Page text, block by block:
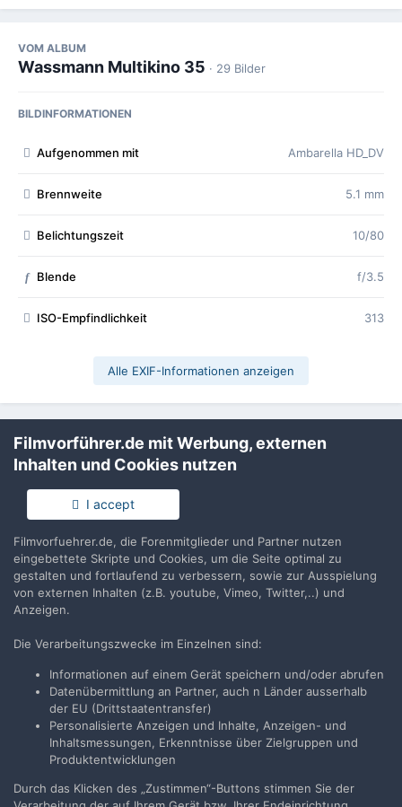
VOM ALBUM
Wassmann Multikino 35 · 29 Bilder
BILDINFORMATIONEN
Aufgenommen mit Ambarella HD_DV
Brennweite 5.1 mm
Belichtungszeit 10/80
f Blende f/3.5
ISO-Empfindlichkeit 313
Alle EXIF-Informationen anzeigen
Teilen Folgen
Keine Kommentare vorhanden
Erstelle ein Benutzerkonto oder melde Dich
an, um zu kommentieren
Du musst ein Benutzerkonto haben, um einen Kommentar
verfassen zu können
Benutzerkonto erstellen
Neues Benutzerkonto für unsere Community erstellen. Es
ist einfach!
Neues Benutzerkonto erstellen
Filmvorführer.de mit Werbung, externen
Inhalten und Cookies nutzen
I accept
Filmvorfuehrer.de, die Forenmitglieder und Partner nutzen
eingebettete Skripte und Cookies, um die Seite optimal zu
gestalten und fortlaufend zu verbessern, sowie zur Ausspielung
von externen Inhalten (z.B. youtube, Vimeo, Twitter,..) und
Anzeigen.
Die Verarbeitungszwecke im Einzelnen sind:
Informationen auf einem Gerät speichern und/oder abrufen
Datenübermittlung an Partner, auch n Länder ausserhalb
der EU (Drittstaatentransfer)
Personalisierte Anzeigen und Inhalte, Anzeigen- und
Inhaltsmessungen, Erkenntnisse über Zielgruppen und
Produktentwicklungen
Durch das Klicken des „Zustimmen“-Buttons stimmen Sie der